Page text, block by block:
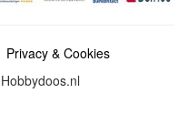
Privacy & Cookies